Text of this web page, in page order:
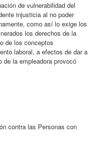
de vulnerabilidad del
injusticia al no poder
como así lo exige los
los derechos de la
de los conceptos
laboral, a efectos de dar a
la empleadora provocó
contra las Personas con